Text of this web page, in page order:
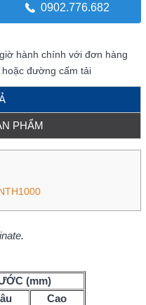
0902.776.682
hành chính với đơn hàng
đường cấm tải
PHẨM
(mm)
Cao